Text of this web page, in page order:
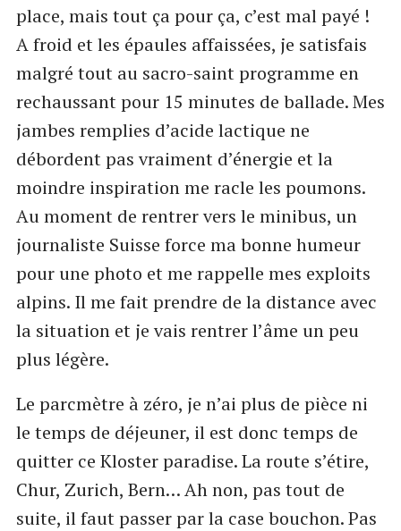
place, mais tout ça pour ça, c’est mal payé !
A froid et les épaules affaissées, je satisfais
malgré tout au sacro-saint programme en
rechaussant pour 15 minutes de ballade. Mes
jambes remplies d’acide lactique ne
débordent pas vraiment d’énergie et la
moindre inspiration me racle les poumons.
Au moment de rentrer vers le minibus, un
journaliste Suisse force ma bonne humeur
pour une photo et me rappelle mes exploits
alpins. Il me fait prendre de la distance avec
la situation et je vais rentrer l’âme un peu
plus légère.
Le parcmètre à zéro, je n’ai plus de pièce ni
le temps de déjeuner, il est donc temps de
quitter ce Kloster paradise. La route s’étire,
Chur, Zurich, Bern… Ah non, pas tout de
suite, il faut passer par la case bouchon. Pas